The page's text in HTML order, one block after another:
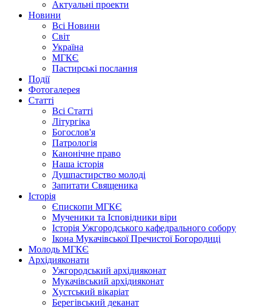
Актуальні проекти
Новини
Всі Новини
Світ
Україна
МГКЄ
Пастирські послання
Події
Фотогалерея
Статті
Всі Статті
Літургіка
Богослов'я
Патрологія
Канонічне право
Наша історія
Душпастирство молоді
Запитати Священика
Історія
Єпископи МГКЄ
Мученики та Ісповідники віри
Історія Ужгородського кафедрального собору
Ікона Мукачівської Пречистої Богородиці
Молодь МГКЄ
Архідияконати
Ужгородський архідияконат
Мукачівський архідияконат
Хустський вікаріат
Берегівський деканат